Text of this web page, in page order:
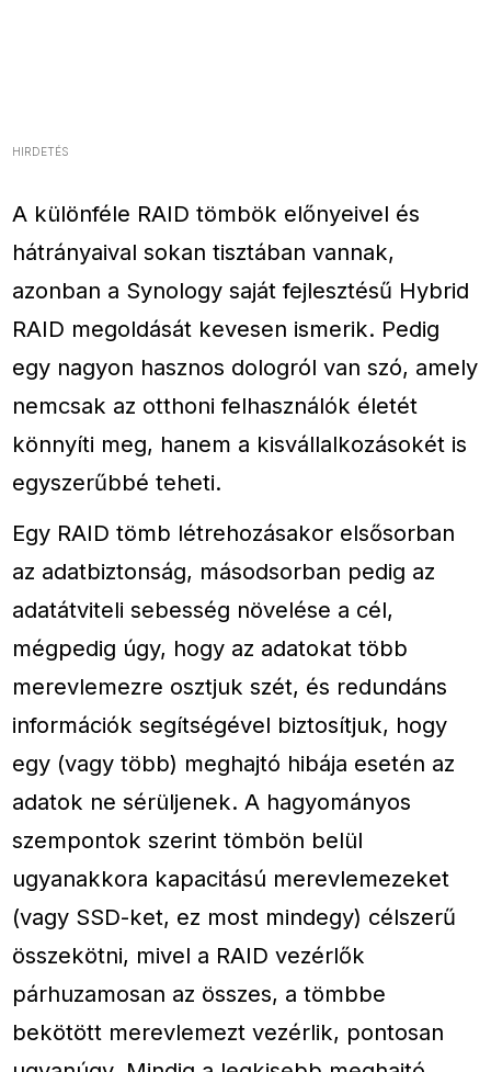
HIRDETÉS
A különféle RAID tömbök előnyeivel és
hátrányaival sokan tisztában vannak,
azonban a Synology saját fejlesztésű Hybrid
RAID megoldását kevesen ismerik. Pedig
egy nagyon hasznos dologról van szó, amely
nemcsak az otthoni felhasználók életét
könnyíti meg, hanem a kisvállalkozásokét is
egyszerűbbé teheti.
Egy RAID tömb létrehozásakor elsősorban
az adatbiztonság, másodsorban pedig az
adatátviteli sebesség növelése a cél,
mégpedig úgy, hogy az adatokat több
merevlemezre osztjuk szét, és redundáns
információk segítségével biztosítjuk, hogy
egy (vagy több) meghajtó hibája esetén az
adatok ne sérüljenek. A hagyományos
szempontok szerint tömbön belül
ugyanakkora kapacitású merevlemezeket
(vagy SSD-ket, ez most mindegy) célszerű
összekötni, mivel a RAID vezérlők
párhuzamosan az összes, a tömbbe
bekötött merevlemezt vezérlik, pontosan